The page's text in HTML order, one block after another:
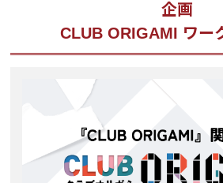
企画
CLUB ORIGAMI ワー